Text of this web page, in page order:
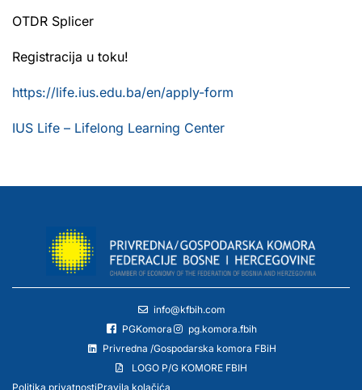
OTDR Splicer
Registracija u toku!
https://life.ius.edu.ba/en/apply-form
IUS Life – Lifelong Learning Center
info@kfbih.com
PGKomora
pg.komora.fbih
Privredna /Gospodarska komora FBiH
LOGO P/G KOMORE FBIH
Politika privatnostiPravila kolačića